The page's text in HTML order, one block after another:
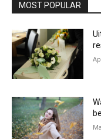
MOST POPULAR